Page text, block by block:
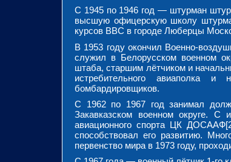
С 1945 по 1946 год — штурман
высшую офицерскую школу
курсов ВВС в городе Люберцы
В 1953 году окончил Военно-
служил в Белорусском военном
штаба, старшим лётчиком и
истребительного авиаполка и
бомбардировщиков.
С 1962 по 1967 год занимал
Закавказском военном округе. С
авиационного спорта ЦК
способствовал его развитию.
первенство мира в 1973 году,